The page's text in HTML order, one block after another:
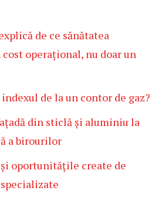
de ce sănătatea
operațional, nu doar un
de la un contor de gaz?
din sticlă și aluminiu la
a birourilor
oportunitățile create de